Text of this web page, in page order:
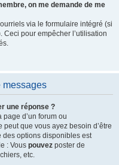
on me demande de me
via le formulaire intégré (si
Ceci pour empêcher l’utilisation
messages
une réponse ?
d’un forum ou
que vous ayez besoin d’être
des options disponibles est
: Vous pouvez poster de
etc.